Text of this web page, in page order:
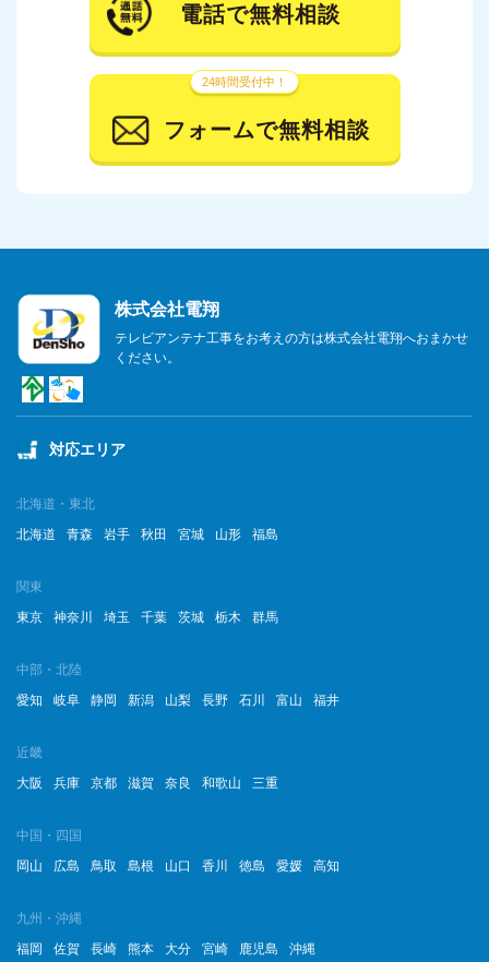
電話で無料相談
24時間受付中！
フォームで無料相談
株式会社電翔
テレビアンテナ工事をお考えの方は株式会社電翔へおまかせ
ください。
対応エリア
北海道・東北
北海道
青森 岩手 秋田 宮城 山形 福島
関東
東京
神奈川 埼玉 千葉 茨城 栃木 群馬
中部・北陸
愛知
岐阜 静岡 新潟 山梨 長野 石川 富山 福井
近畿
大阪
兵庫 京都 滋賀 奈良 和歌山 三重
中国・四国
岡山
広島 鳥取 島根 山口 香川 徳島 愛媛 高知
九州・沖縄
福岡
佐賀 長崎 熊本 大分 宮崎 鹿児島 沖縄